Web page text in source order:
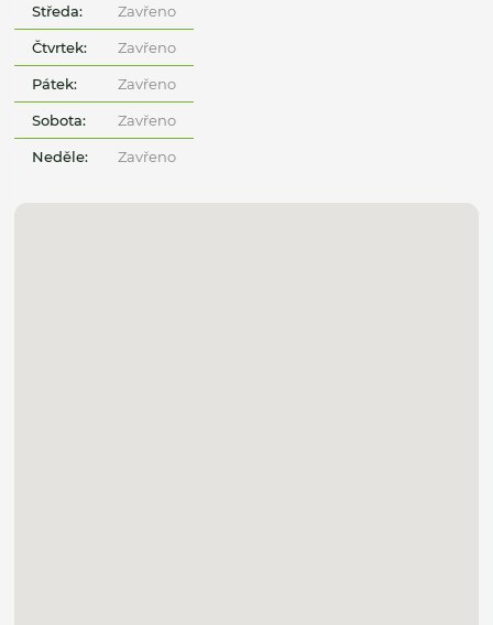
Středa: Zavřeno
Čtvrtek: Zavřeno
Pátek: Zavřeno
Sobota: Zavřeno
Neděle: Zavřeno